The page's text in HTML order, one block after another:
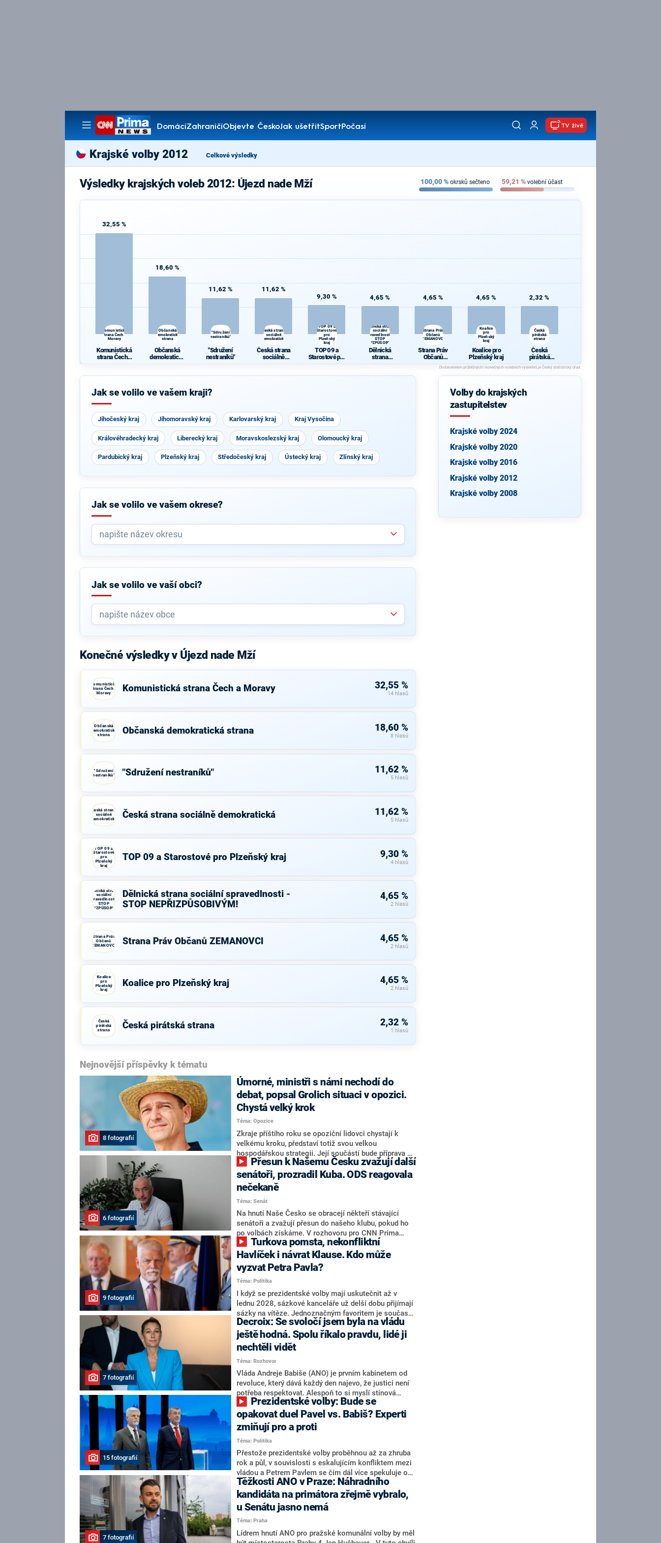
DomácíZahraničíObjevte ČeskoJak ušetřitSportPočasí
Pořady
TV živě
Krajské volby 2012 Celkové výsledky
Výsledky krajských voleb 2012: Újezd nade Mží 100,00% okrsků sečteno 59,21 % volební účast
32,55 %
Komunistická
strana Čech a
Moravy
Komunistická
strana Čech a
18,60 %
Občanská
demokratická
strana
Občanská
demokratická
11,62 %
"Sdružení
nestraníků"
"Sdružení
nestraníků"
11,62 %
Česká strana
sociálně
demokratická
Česká strana
sociálně
9,30 %
TOP 09 a
Starostové
pro
Plzeňský
kraj
TOP 09 a
Starostové pro
4,65 %
Dělnická strana
sociální
spravedlnosti -
STOP
NEPŘIZPŮSOBIVÝM!
Dělnická
strana
sociální
- STOP
4,65 %
Strana Práv
Občanů
ZEMANOVCI
Strana Práv
Občanů
ZEMANOVCI
4,65 %
Koalice
pro
Plzeňský
kraj
Koalice pro
Plzeňský kraj
2,32 %
Česká
pirátská
strana
Česká
pirátská
strana
Jak se volilo ve vašem kraji?
Jihočeský kraj Jihomoravský kraj Karlovarský kraj Kraj Vysočina
Královéhradecký kraj Liberecký kraj Moravskoslezský kraj Olomoucký kraj
Pardubický kraj Plzeňský kraj Středočeský kraj Ústecký kraj Zlínský kraj
Jak se volilo ve vašem okrese?
Jak se volilo ve vaší obci?
Konečné výsledky v Újezd nade Mží
Komunistická
strana Čech a
Moravy
Komunistická strana Čech a Moravy 32,55 %
14 hlasů
Občanská
demokratická
strana
Občanská demokratická strana 18,60 %
8 hlasů
"Sdružení
nestraníků"
"Sdružení nestraníků" 11,62 %
5 hlasů
Česká strana
sociálně
demokratická
Česká strana sociálně demokratická 11,62 %
5 hlasů
TOP 09 a
Starostové
pro
Plzeňský
kraj
TOP 09 a Starostové pro Plzeňský kraj 9,30 %
4 hlasů
Dělnická strana
sociální
spravedlnosti -
STOP
NEPŘIZPŮSOBIVÝM!
Dělnická strana sociální spravedlnosti -
STOP NEPŘIZPŮSOBIVÝM!
4,65 %
2 hlasů
Strana Práv
Občanů
ZEMANOVCI
Strana Práv Občanů ZEMANOVCI 4,65 %
2 hlasů
Koalice
pro
Plzeňský
kraj
Koalice pro Plzeňský kraj 4,65 %
2 hlasů
Česká
pirátská
strana
Česká pirátská strana 2,32 %
1 hlasů
Nejnovější příspěvky k tématu
8 fotografií
Úmorné, ministři s námi nechodí do
debat, popsal Grolich situaci v opozici.
Chystá velký krok
Téma: Opozice
Zkraje příštího roku se opoziční lidovci chystají k
velkému kroku, představí totiž svou velkou
hospodářskou strategii. Její součástí bude příprava na
stárnutí populace, řekl ve středu na setkání s novináři
nový předseda lidovců Jan Grolich. Ten zároveň v
senátních volbách kandiduje ve Vyškově. Popsal i
aktivitu opozice, o níž vládní strany nebo političtí
komentátoři mluví jako o slabé a v defenzivě. „Je to
úmorná práce upozorňovat na chyby vlády. Ministři s
námi navíc nechodí do debat. Chceme ale ukazovat
svoje témata,“ odpověděl Grolich na dotaz CNN Prima
NEWS.
6 fotografií
senátoři, prozradil Kuba. ODS reagovala
nečekaně
Téma: Senát
Na hnutí Naše Česko se obracejí někteří stávající
senátoři a zvažují přesun do našeho klubu, pokud ho
po volbách získáme. V rozhovoru pro CNN Prima
NEWS to řekl zakladatel hnutí a jihočeský hejtman
Martin Kuba. Konkrétní nebyl, ale získat by takto mohl
například senátora Zdeňka Hrabu, který je dnes
součástí klubu ODS a TOP 09. Hraba to na dotaz
redakce nevyloučil. Předseda klubu senátorů ODS
Zdeněk Nytra redakci řekl, že počítá s odchodem
některých senátorů z klubu a že Naše Česko není
nepřítel, ale soupeř.
9 fotografií
Havlíček i návrat Klause. Kdo může
vyzvat Petra Pavla?
Téma: Politika
I když se prezidentské volby mají uskutečnit až v
lednu 2028, sázkové kanceláře už delší dobu přijímají
sázky na vítěze. Jednoznačným favoritem je současná
hlava státu Petr Pavel. Daleko za ním pak bookmakeři
zmiňují dva výrazné politiky ANO, tedy premiéra
Andreje Babiše a ministra průmyslu Karla Havlíčka.
Oblíbeným tipem samotných sázkařů je poslanec za
Motoristy Filip Turek. Politolog Jan Kubáček nicméně
o případné kandidatuře kohokoliv ze zmíněné trojice
značně pochybuje. Podle něj současná koalice dosud
nemá osobu, která by Pavlovi mohla konkurovat.
7 fotografií
Decroix: Se svoločí jsem byla na vládu
ještě hodná. Spolu říkalo pravdu, lidé ji
nechtěli vidět
Téma: Rozhovor
Vláda Andreje Babiše (ANO) je prvním kabinetem od
revoluce, který dává každý den najevo, že justici není
potřeba respektovat. Alespoň to si myslí stínová
ministryně spravedlnosti ODS Eva Decroix. V
rozhovoru pro CNN Prima NEWS si nebrala servítky
ohledně politického výkonu svého nástupce Jeronýma
Tejce (za ANO) či vládní zmocněnkyně pro lidská
práva Taťány Malé (ANO). Označením „svoloč“ na
adresu vlády prý byla ještě hodná. Decroix se také
vrátila k volební porážce koalice Spolu či promluvila o
hnutí Naše Česko Martina Kuby.
15 fotografií
opakovat duel Pavel vs. Babiš? Experti
zmiňují pro a proti
Téma: Politika
Přestože prezidentské volby proběhnou až za zhruba
rok a půl, v souvislosti s eskalujícím konfliktem mezi
vládou a Petrem Pavlem se čím dál více spekuluje o
tom, koho by do bitvy o Hrad mohla vyslat současná
koalice. Někteří političtí komentátoři znovu vytahují
jméno premiéra Andreje Babiše (ANO). Jak moc je
pravděpodobné, že se v prezidentských volbách 2028
bude znovu opakovat souboj z roku 2023?
7 fotografií
Těžkosti ANO v Praze: Náhradního
kandidáta na primátora zřejmě vybralo,
u Senátu jasno nemá
Téma: Praha
Lídrem hnutí ANO pro pražské komunální volby by měl
Volby do krajských
zastupitelstev
Krajské volby 2024
Krajské volby 2020
Krajské volby 2016
Krajské volby 2012
Krajské volby 2008